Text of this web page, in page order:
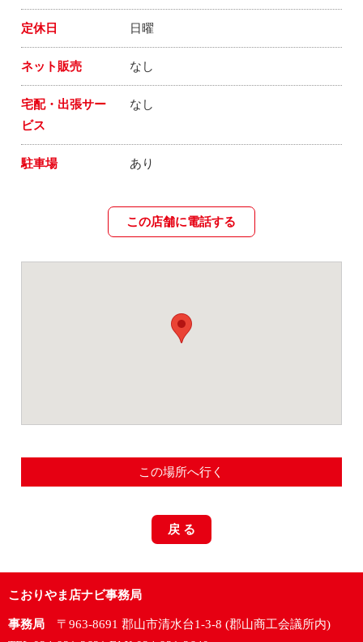
定休日 日曜
ネット販売 なし
宅配・出張サー
ビス
なし
駐車場 あり
この店舗に電話する
この場所へ行く
戻 る
こおりやま店ナビ事務局
事務局 〒963-8691 郡山市清水台1-3-8 (郡山商工会議所内)